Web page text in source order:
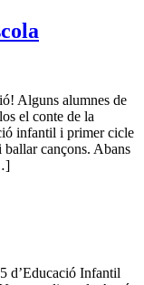
Alguns alumnes de
el conte de la
infantil i primer cicle
ballar cançons. Abans
d’Educació Infantil